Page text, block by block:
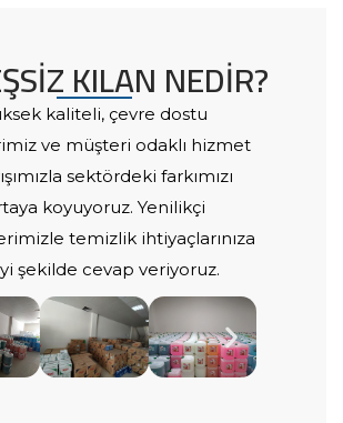
KILAN NEDİR?
kaliteli, çevre dostu
ve müşteri odaklı hizmet
sektördeki farkımızı
koyuyoruz. Yenilikçi
temizlik ihtiyaçlarınıza
şekilde cevap veriyoruz.